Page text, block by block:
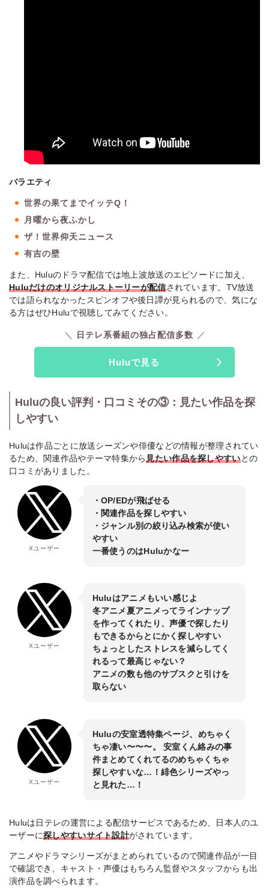
バラエティ
世界の果てまでイッテQ！
月曜から夜ふかし
ザ！世界仰天ニュース
有吉の壁
また、Huluのドラマ配信では地上波放送のエピソードに加え、
Huluだけのオリジナルストーリーが配信されています。TV放送
では語られなかったスピンオフや後日譚が見られるので、気にな
る方はぜひHuluで視聴してみてください。
日テレ系番組の独占配信多数
Huluで見る
Huluの良い評判・口コミその③：見たい作品を探
しやすい
Huluは作品ごとに放送シーズンや俳優などの情報が整理されてい
るため、関連作品やテーマ特集から見たい作品を探しやすいとの
口コミがありました。
Xユーザー
・OP/EDが飛ばせる
・関連作品を探しやすい
・ジャンル別の絞り込み検索が使い
やすい
一番使うのはHuluかなー
Xユーザー
Huluはアニメもいい感じよ
冬アニメ夏アニメってラインナップ
を作ってくれたり、声優で探したり
もできるからとにかく探しやすい
ちょっとしたストレスを減らしてく
れるって最高じゃない？
アニメの数も他のサブスクと引けを
取らない
Xユーザー
Huluの安室透特集ページ、めちゃく
ちゃ凄い〜〜〜。 安室くん絡みの事
件まとめてくれてるのめちゃくちゃ
探しやすいな…！緋色シリーズやっ
と見れた…！
Huluは日テレの運営による配信サービスであるため、日本人のユ
ーザーに探しやすいサイト設計がされています。
アニメやドラマシリーズがまとめられているので関連作品が一目
で確認でき、キャスト・声優はもちろん監督やスタッフからも出
演作品を調べられます。